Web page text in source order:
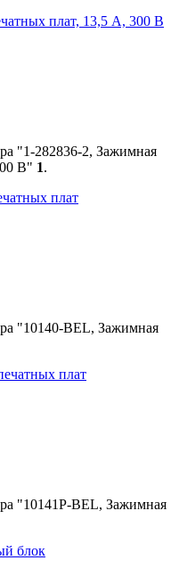
плат, 13,5 А, 300 В
"1-282836-2, Зажимная
В" 1.
плат
"10140-BEL, Зажимная
плат
"10141P-BEL, Зажимная
блок